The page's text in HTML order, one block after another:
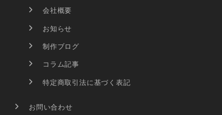
会社概要
お知らせ
制作ブログ
コラム記事
特定商取引法に基づく表記
お問い合わせ